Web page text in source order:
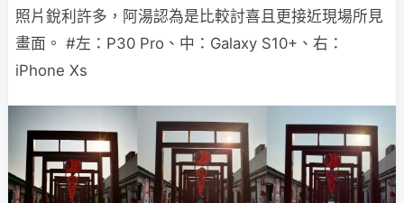
照片銳利許多，阿湯認為是比較討喜且更接近現場所見
畫面。 #左：P30 Pro、中：Galaxy S10+、右：
iPhone Xs